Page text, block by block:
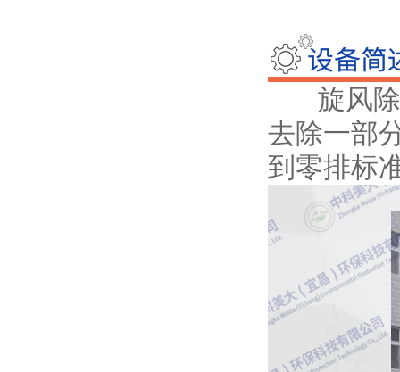
旋风除
去除一部
到零排标